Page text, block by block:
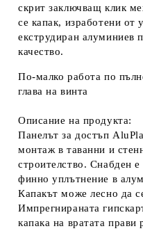
скрит заключващ клик
се капак, изработени от
екструдиран алуминиев
качество.
По-малко работа по
глава на винта
Описание на продукта:
Панелът за достъп
монтаж в таванни и
строителство. Снабден
финно уплътнение в
Капакът може лесно да
Импрегнираната
капака на вратата прави